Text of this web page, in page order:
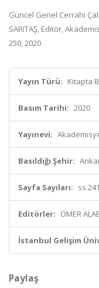
Güncel Genel Cerrahi
SARITAŞ, Editör,
250, 2020
Yayın Türü: Kitapta
Basım Tarihi: 2020
Yayınevi:
Basıldığı Şehir:
Sayfa Sayıları:
Editörler: ÖMER
İstanbul Gelişim
Paylaş